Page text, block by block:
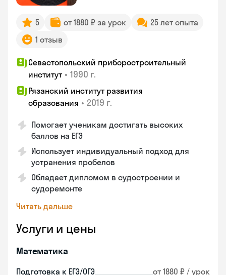
5 от 1880 ₽ за урок
25 лет опыта
1 отзыв
Севастопольский приборостроительный
институт • 1990 г.
Рязанский институт развития
образования • 2019 г.
Помогает ученикам достигать высоких
баллов на ЕГЭ
Использует индивидуальный подход для
устранения пробелов
Обладает дипломом в судостроении и
судоремонте
Читать дальше
Услуги и цены
Математика
Подготовка к ЕГЭ/ОГЭ от 1880 ₽ / урок